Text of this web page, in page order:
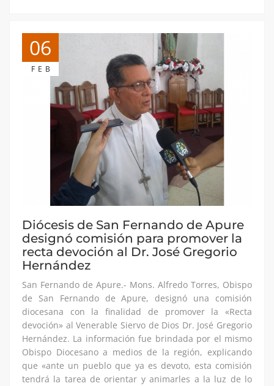
06
FEB
Diócesis de San Fernando de Apure
designó comisión para promover la
recta devoción al Dr. José Gregorio
Hernández
San Fernando de Apure.- Mons. Alfredo Torres, Obispo
de San Fernando de Apure, designó una comisión
diocesana con la finalidad de promover la «Recta
devoción» al Venerable Siervo de Dios Dr. José Gregorio
Hernández. La información fue brindada por el mismo
Obispo Diocesano a medios de la región, explicando
que «ante un pueblo que ya es devoto, esta comisión
tendrá la tarea de orientar y animarles a la luz de lo